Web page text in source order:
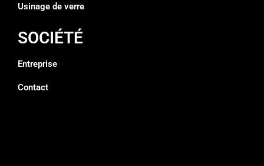
Usinage de verre
SOCIÉTÉ
Entreprise
Contact